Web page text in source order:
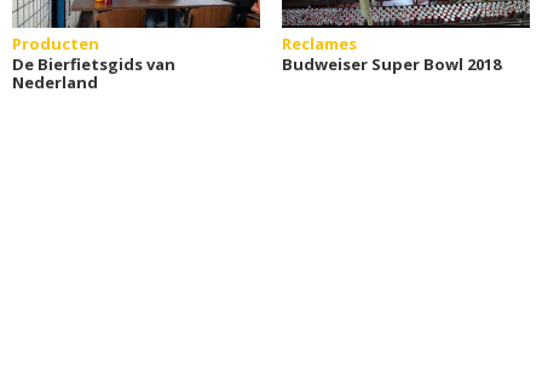
Producten
De Bierfietsgids van
Nederland
Reclames
Budweiser Super Bowl 2018